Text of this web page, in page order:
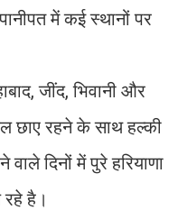
में कई स्थानों पर
जींद, भिवानी और
छाए रहने के साथ हल्की
दिनों में पुरे हरियाणा
है।